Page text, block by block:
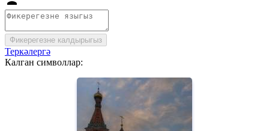
Фикерегезне калдырыгыз
Теркәлергә
Калган символлар: